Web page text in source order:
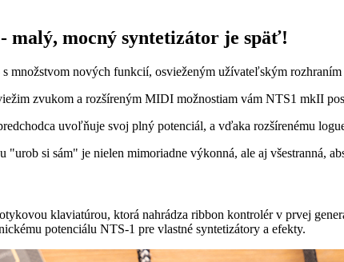
malý, mocný syntetizátor je späť!
množstvom nových funkcií, osvieženým užívateľským
zvukom a rozšíreným MIDI možnostiam vám NTS1 mkII
uvoľňuje svoj plný potenciál, a vďaka rozšírenému
si sám" je nielen mimoriadne výkonná, ale aj všestranná,
klaviatúrou, ktorá nahrádza ribbon kontrolér v prvej
potenciálu NTS-1 pre vlastné syntetizátory a efekty.